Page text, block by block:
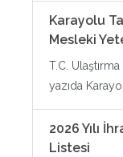
Karayolu
Mesleki
T.C. Ulaştırma
yazıda
2026 Yılı
Listesi